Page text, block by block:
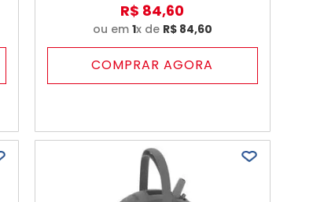
R$ 84,60
ou em 1x de R$ 84,60
COMPRAR AGORA